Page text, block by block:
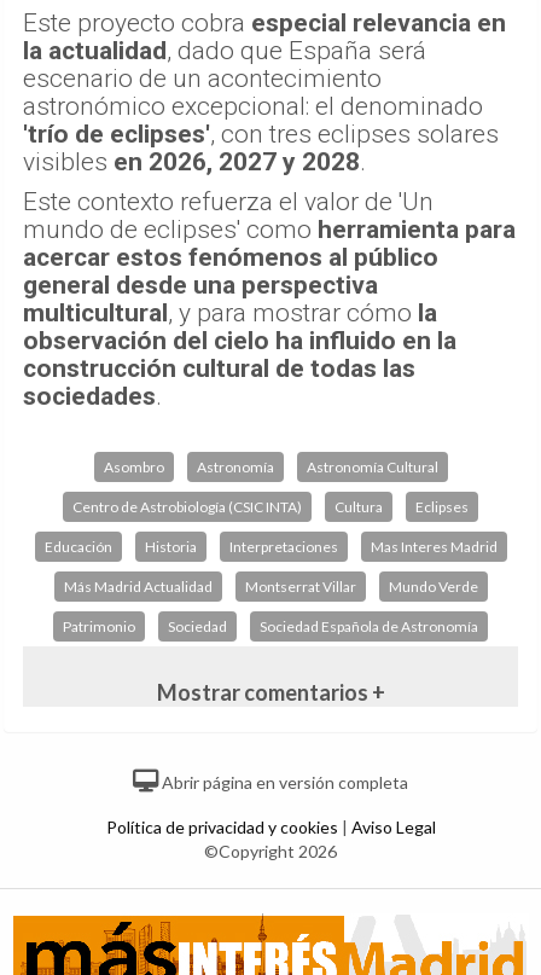
Este proyecto cobra especial relevancia en
la actualidad, dado que España será
escenario de un acontecimiento
astronómico excepcional: el denominado
'trío de eclipses', con tres eclipses solares
visibles en 2026, 2027 y 2028.
Este contexto refuerza el valor de 'Un
mundo de eclipses' como herramienta para
acercar estos fenómenos al público
general desde una perspectiva
multicultural , y para mostrar cómo la
observación del cielo ha influido en la
construcción cultural de todas las
sociedades.
Asombro Astronomía Astronomía Cultural
Centro de Astrobiología (CSIC INTA) Cultura Eclipses
Educación Historia Interpretaciones Mas Interes Madrid
Más Madrid Actualidad Montserrat Villar Mundo Verde
Patrimonio Sociedad Sociedad Española de Astronomía
Mostrar comentarios +
Abrir página en versión completa
Política de privacidad y cookies
Aviso Legal
©Copyright 2026